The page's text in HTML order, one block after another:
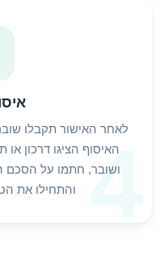
4
לאחר האישור תקבלו
האיסוף הציגו דרכון או
ושובר, חתמו על
והתחילו את